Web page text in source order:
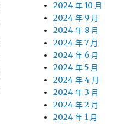
2024 年 10 月
2024 年 9 月
2024 年 8 月
2024 年 7 月
2024 年 6 月
2024 年 5 月
2024 年 4 月
2024 年 3 月
2024 年 2 月
2024 年 1 月